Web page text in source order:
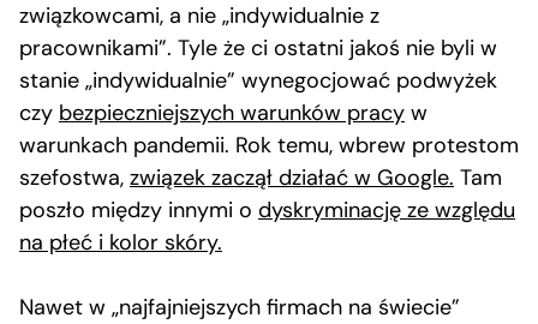
związkowcami, a nie „indywidualnie z
pracownikami”. Tyle że ci ostatni jakoś nie byli w
stanie „indywidualnie” wynegocjować podwyżek
czy bezpieczniejszych warunków pracy w
warunkach pandemii. Rok temu, wbrew protestom
szefostwa, związek zaczął działać w Google. Tam
poszło między innymi o dyskryminację ze względu
na płeć i kolor skóry.
Nawet w „najfajniejszych firmach na świecie”